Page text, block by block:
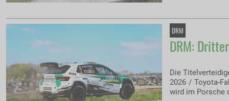
DRM
DRM:
Die
2026 / Toyota-
wird im Porsche